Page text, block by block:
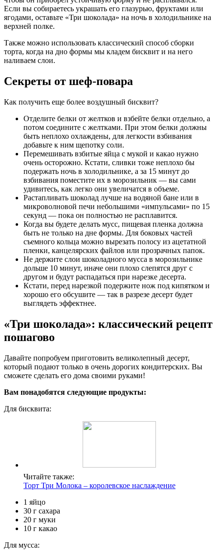
Если вы собираетесь украшать его глазурью, фруктами или
ягодами, оставьте «Три шоколада» на ночь в холодильнике на
верхней полке.
Также можно использовать классический способ сборки
торта, когда на дно формы мы кладем бисквит и на него
наливаем слои.
Секреты от шеф-повара
Как получить еще более воздушный бисквит?
Отделите белки от желтков и взбейте белки отдельно, а
потом соедините с желтками. При этом белки должны
быть неплохо охлаждены, для легкости взбивания
добавьте к ним щепотку соли.
Перемешивать взбитые яйца с мукой и какао нужно
очень осторожно. Кстати, сливки тоже неплохо бы
подержать ночь в холодильнике, а за 15 минут до
взбивания поместите их в морозильник — вы сами
удивитесь, как легко они увеличатся в объеме.
Растапливать шоколад лучше на водяной бане или в
микроволновой печи небольшими «импульсами» по 15
секунд — пока он полностью не расплавится.
Когда вы будете делать мусс, пищевая пленка должна
быть не только на дне формы. Для боковых частей
съемного кольца можно вырезать полосу из ацетатной
пленки, канцелярских файлов или прозрачных папок.
Не держите слои шоколадного мусса в морозильнике
дольше 10 минут, иначе они плохо слепятся друг с
другом и будут распадаться при нарезке десерта.
Кстати, перед нарезкой подержите нож под кипятком и
хорошо его обсушите — так в разрезе десерт будет
выглядеть эффектнее.
«Три шоколада»: классический рецепт
пошагово
Давайте попробуем приготовить великолепный десерт,
который подают только в очень дорогих кондитерских. Вы
сможете сделать его дома своими руками!
Вам понадобятся следующие продукты:
Для бисквита:
Читайте также:
Торт Три Молока – королевское наслаждение
1 яйцо
30 г сахара
20 г муки
10 г какао
Для мусса: